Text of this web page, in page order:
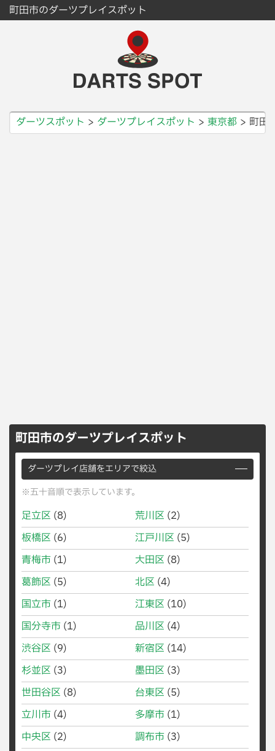
町田市のダーツプレイスポット
ダーツスポット ダーツプレイスポット 東京都 町田
町田市のダーツプレイスポット
ダーツプレイ店舗をエリアで絞込
※五十音順で表示しています。
足立区 (8) 荒川区 (2)
板橋区 (6) 江戸川区 (5)
青梅市 (1) 大田区 (8)
葛飾区 (5) 北区 (4)
国立市 (1) 江東区 (10)
国分寺市 (1) 品川区 (4)
渋谷区 (9) 新宿区 (14)
杉並区 (3) 墨田区 (3)
世田谷区 (8) 台東区 (5)
立川市 (4) 多摩市 (1)
中央区 (2) 調布市 (3)